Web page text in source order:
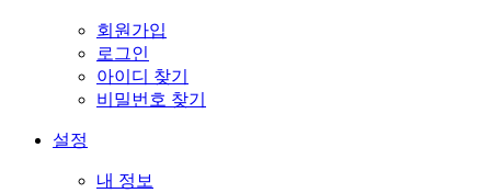
회원가입
로그인
아이디 찾기
비밀번호 찾기
설정
내 정보